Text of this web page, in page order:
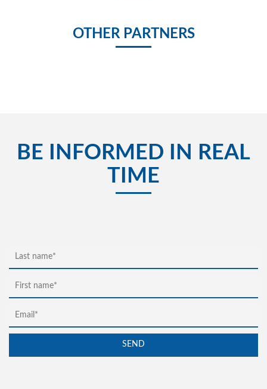
OTHER PARTNERS
BE INFORMED IN REAL
TIME